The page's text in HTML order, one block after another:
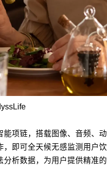
项链，搭载图像、音频、动
即可全天候无感监测用户饮
析数据，为用户提供精准的